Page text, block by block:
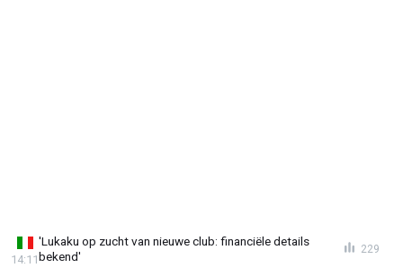
'Lukaku op zucht van nieuwe club: financiële details
bekend'
14:11
229